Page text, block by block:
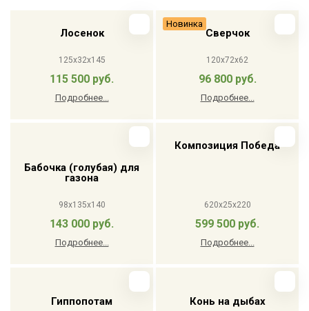
Лосенок
125x32x145
115 500 руб.
Подробнее...
Новинка
Сверчок
120x72x62
96 800 руб.
Подробнее...
Бабочка (голубая) для
газона
98x135x140
143 000 руб.
Подробнее...
Композиция Победа
620x25x220
599 500 руб.
Подробнее...
Гиппопотам Конь на дыбах